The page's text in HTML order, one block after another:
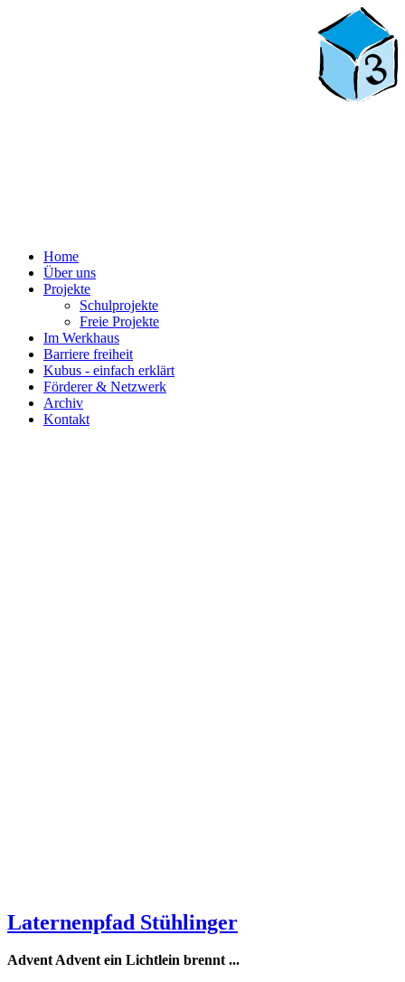
Home
Über uns
Projekte
Schulprojekte
Freie Projekte
Im Werkhaus
Barriere freiheit
Kubus - einfach erklärt
Förderer & Netzwerk
Archiv
Kontakt
Laternenpfad Stühlinger
Advent Advent ein Lichtlein brennt ...